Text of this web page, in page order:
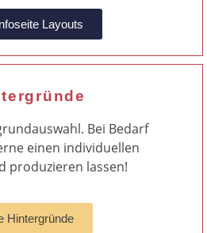
Layouts
Bei Bedarf
einen individuellen
produzieren lassen!
Hintergründe